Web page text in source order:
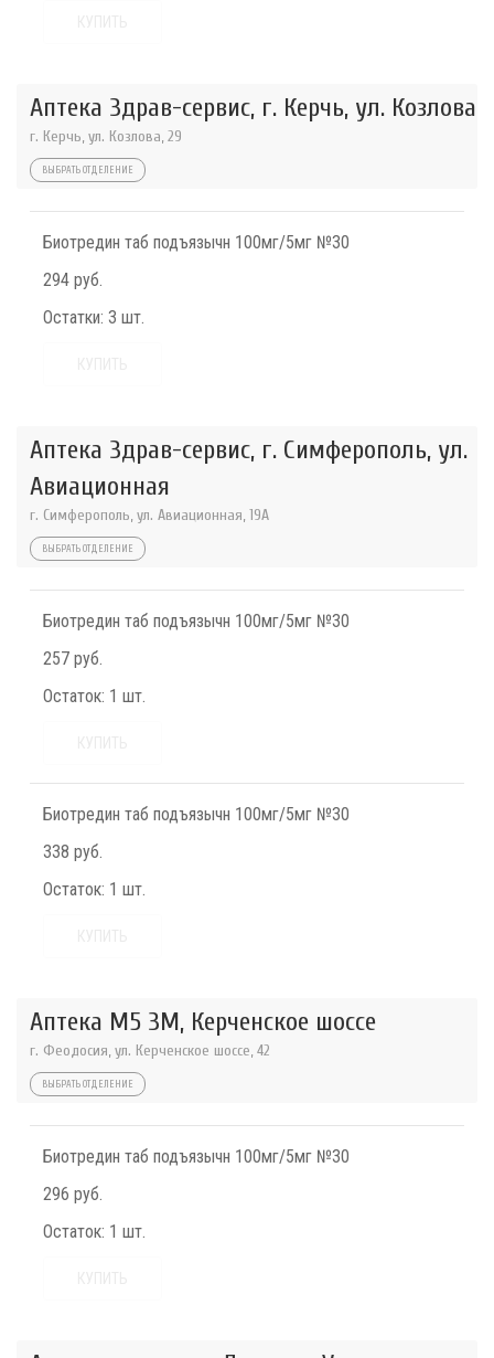
Аптека Здрав-сервис, г. Керчь, ул. Козлова
г. Керчь, ул. Козлова, 29
ВЫБРАТЬ ОТДЕЛЕНИЕ
Биотредин таб подъязычн 100мг/5мг №30
294 руб.
Остатки: 3 шт.
Аптека Здрав-сервис, г. Симферополь, ул.
Авиационная
г. Симферополь, ул. Авиационная, 19А
ВЫБРАТЬ ОТДЕЛЕНИЕ
Биотредин таб подъязычн 100мг/5мг №30
257 руб.
Остаток: 1 шт.
Биотредин таб подъязычн 100мг/5мг №30
338 руб.
Остаток: 1 шт.
Аптека М5 3М, Керченское шоссе
г. Феодосия, ул. Керченское шоссе, 42
ВЫБРАТЬ ОТДЕЛЕНИЕ
Биотредин таб подъязычн 100мг/5мг №30
296 руб.
Остаток: 1 шт.